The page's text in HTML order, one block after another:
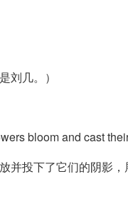
刘几。）
bloom and cast
并投下了它们的阴影，